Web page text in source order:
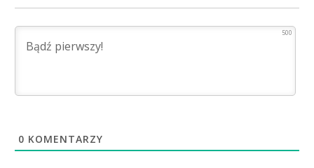
500
0 KOMENTARZY